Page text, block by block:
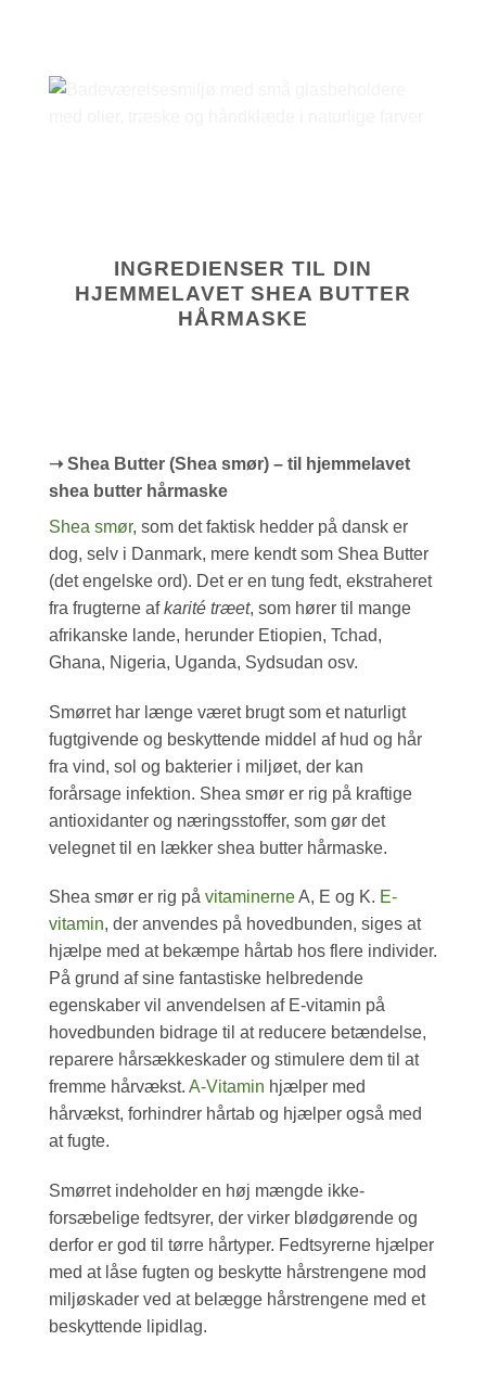
INGREDIENSER TIL DIN
HJEMMELAVET SHEA BUTTER
HÅRMASKE
➝ Shea Butter (Shea smør) – til hjemmelavet
shea butter hårmaske
Shea smør, som det faktisk hedder på dansk er
dog, selv i Danmark, mere kendt som Shea Butter
(det engelske ord). Det er en tung fedt, ekstraheret
fra frugterne afkarité træet, som hører til mange
afrikanske lande, herunder Etiopien, Tchad,
Ghana, Nigeria, Uganda, Sydsudan osv.
Smørret har længe været brugt som et naturligt
fugtgivende og beskyttende middel af hud og hår
fra vind, sol og bakterier i miljøet, der kan
forårsage infektion. Shea smør er rig på kraftige
antioxidanter og næringsstoffer, som gør det
velegnet til en lækker shea butter hårmaske.
Shea smør er rig på vitaminerneA, E og K. E-
vitamin, der anvendes på hovedbunden, siges at
hjælpe med at bekæmpe hårtab hos flere individer.
På grund af sine fantastiske helbredende
egenskaber vil anvendelsen af ​​E-vitamin på
hovedbunden bidrage til at reducere betændelse,
reparere hårsækkeskader og stimulere dem til at
fremme hårvækst. A-Vitamin hjælper med
hårvækst, forhindrer hårtab og hjælper også med
at fugte.
Smørret indeholder en høj mængde ikke-
forsæbelige fedtsyrer, der virker blødgørende og
derfor er god til tørre hårtyper. Fedtsyrerne hjælper
med at låse fugten og beskytte hårstrengene mod
miljøskader ved at belægge hårstrengene med et
beskyttende lipidlag.